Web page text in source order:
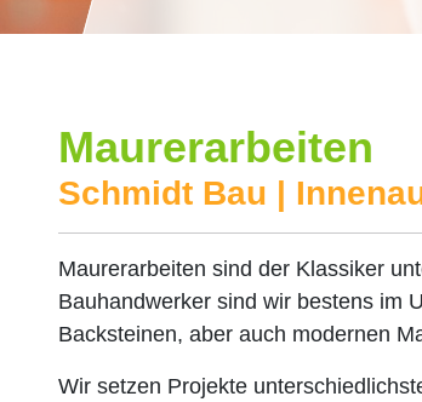
Maurerarbeiten
Schmidt Bau |
Maurerarbeiten sind der Klassiker
Bauhandwerker sind wir bestens im
Backsteinen, aber auch modernen
Wir setzen Projekte